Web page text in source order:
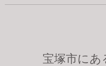
宝塚市にあ